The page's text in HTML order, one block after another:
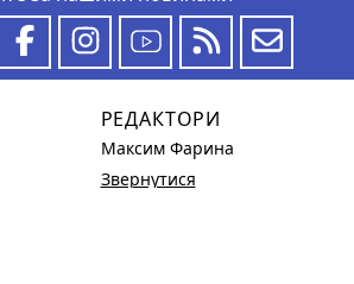
РЕДАКТОРИ
Максим Фарина
Звернутися